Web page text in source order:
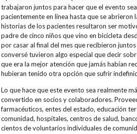
trabajaron juntos para hacer que el evento
pacientemente en línea hasta que se abrieron
historias de los pacientes resultaron ser
padre de cinco niños que vino en bicicleta
por casar al final del mes que recibieron
conversé tuvieron algo especial que decir
que era la mejor atención que jamás habían
hubieran tenido otra opción que sufrir
Lo que hace que este evento sea realmente
convertido en socios y colaboradores.
farmacéuticos, entes del estado, educación
comunidad, hospitales, centros de salud,
cientos de voluntarios individuales de